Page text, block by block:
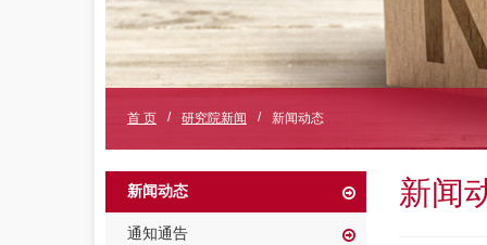
首 页 / 研究院新闻 / 新闻动态
新闻动态
通知通告
新闻